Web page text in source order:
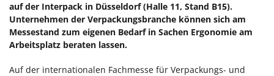
auf der Interpack in Düsseldorf (Halle 11, Stand B15).
Unternehmen der Verpackungsbranche können sich am
Messestand zum eigenen Bedarf in Sachen Ergonomie am
Arbeitsplatz beraten lassen.
Auf der internationalen Fachmesse für Verpackungs- und